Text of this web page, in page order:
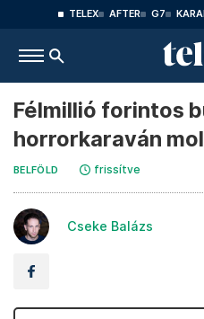
TELEX AFTER G7
Félmillió forintos
horrorkaraván
BELFÖLD frissítve
Cseke Balázs